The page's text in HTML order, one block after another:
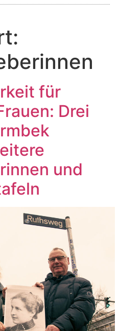
für
Drei
und